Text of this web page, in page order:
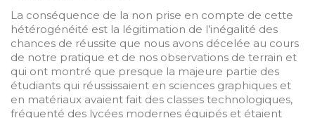
La conséquence de la non prise en compte de cette
hétérogénéité est la légitimation de l’inégalité des
chances de réussite que nous avons décelée au cours
de notre pratique et de nos observations de terrain et
qui ont montré que presque la majeure partie des
étudiants qui réussissaient en sciences graphiques et
en matériaux avaient fait des classes technologiques,
fréquenté des lycées modernes équipés et étaient